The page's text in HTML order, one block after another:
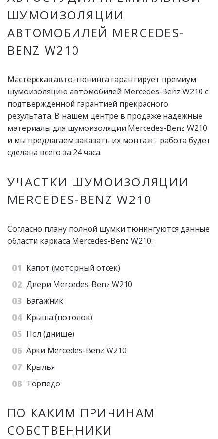
ШУМОИЗОЛЯЦИИ
АВТОМОБИЛЕЙ MERCEDES-
BENZ W210
Мастерская авто-тюнинга гарантирует премиум
шумоизоляцию автомобилей Mercedes-Benz W210 с
подтвержденной гарантией прекрасного
результата. В нашем центре в продаже надежные
материалы для шумоизоляции Mercedes-Benz W210
и мы предлагаем заказать их монтаж - работа будет
сделана всего за 24 часа.
УЧАСТКИ ШУМОИЗОЛЯЦИИ
MERCEDES-BENZ W210
Согласно плану полной шумки тюнингуются данные
области каркаса Mercedes-Benz W210:
Капот (моторный отсек)
Двери Mercedes-Benz W210
Багажник
Крыша (потолок)
Пол (днище)
Арки Mercedes-Benz W210
Крылья
Торпедо
ПО КАКИМ ПРИЧИНАМ
СОБСТВЕННИКИ